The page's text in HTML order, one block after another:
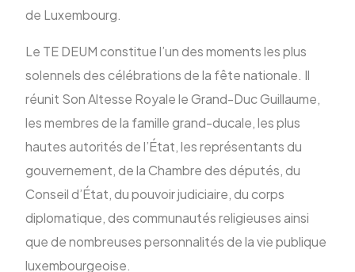
de Luxembourg.
Le TE DEUM constitue l’un des moments les plus
solennels des célébrations de la fête nationale. Il
réunit Son Altesse Royale le Grand-Duc Guillaume,
les membres de la famille grand-ducale, les plus
hautes autorités de l’État, les représentants du
gouvernement, de la Chambre des députés, du
Conseil d’État, du pouvoir judiciaire, du corps
diplomatique, des communautés religieuses ainsi
que de nombreuses personnalités de la vie publique
luxembourgeoise.